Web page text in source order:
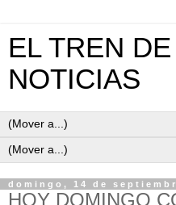
EL TREN
NOTICIAS
domingo, 14 de
HOY DOMINGO